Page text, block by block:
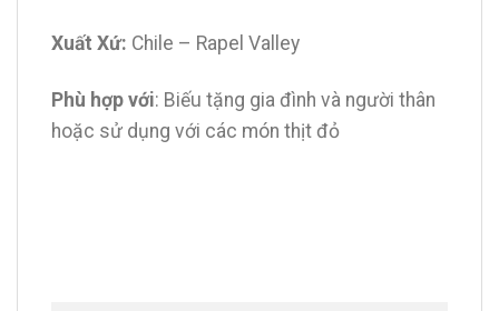
Xuất Xứ: Chile – Rapel Valley
Phù hợp với: Biếu tặng gia đình và người thân
hoặc sử dụng với các món thịt đỏ